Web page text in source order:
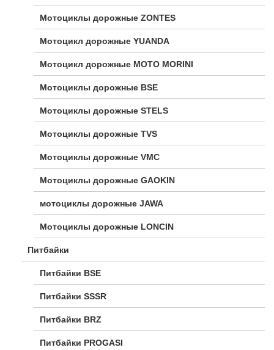
Мотоциклы дорожные ZONTES
Мотоцикл дорожные YUANDA
Мотоцикл дорожные МОТО MORINI
Мотоциклы дорожные BSE
Мотоциклы дорожные STELS
Мотоциклы дорожные TVS
Мотоциклы дорожные VMC
Мотоциклы дорожные GAOKIN
мотоциклы дорожные JAWA
Мотоциклы дорожные LONCIN
Питбайки
Питбайки BSE
Питбайки SSSR
Питбайки BRZ
Питбайки PROGASI